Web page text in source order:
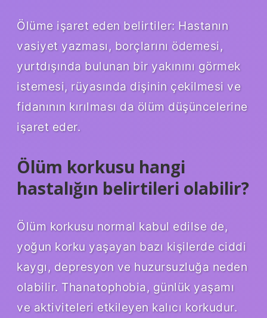
Ölüme işaret eden belirtiler: Hastanın
vasiyet yazması, borçlarını ödemesi,
yurtdışında bulunan bir yakınını görmek
istemesi, rüyasında dişinin çekilmesi ve
fidanının kırılması da ölüm düşüncelerine
işaret eder.
Ölüm korkusu hangi
hastalığın belirtileri olabilir?
Ölüm korkusu normal kabul edilse de,
yoğun korku yaşayan bazı kişilerde ciddi
kaygı, depresyon ve huzursuzluğa neden
olabilir. Thanatophobia, günlük yaşamı
ve aktiviteleri etkileyen kalıcı korkudur.